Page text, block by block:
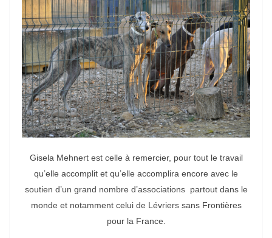
Gisela Mehnert est celle à remercier, pour tout le travail
qu’elle accomplit et qu’elle accomplira encore avec le
soutien d’un grand nombre d’associations partout dans le
monde et notamment celui de Lévriers sans Frontières
pour la France.